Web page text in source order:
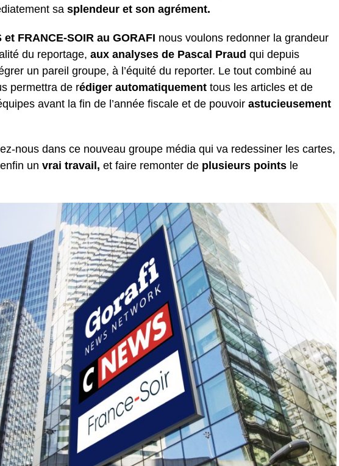
sa splendeur et son agrément.
et FRANCE-SOIR au GORAFI nous voulons redonner la grandeur
du reportage, aux analyses de Pascal Praud qui depuis
un pareil groupe, à l’équité du reporter. Le tout combiné au
permettra de rédiger automatiquement tous les articles et de
avant la fin de l’année fiscale et de pouvoir astucieusement
nous dans ce nouveau groupe média qui va redessiner les cartes,
un vrai travail, et faire remonter de plusieurs points le